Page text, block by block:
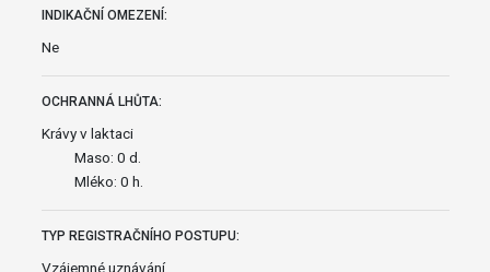
INDIKAČNÍ OMEZENÍ:
Ne
OCHRANNÁ LHŮTA:
Krávy v laktaci
Maso: 0 d.
Mléko: 0 h.
TYP REGISTRAČNÍHO POSTUPU:
Vzájemné uznávání